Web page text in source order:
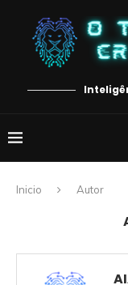
Inicio Autor